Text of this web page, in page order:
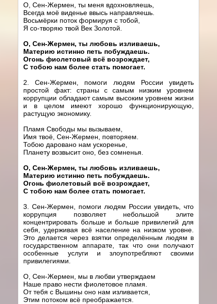
О, Сен-Жермен, ты меня вдохновляешь,
Всегда моё виденье ввысь направляешь.
Восьмёрки поток формируя с тобой,
Я со-творяю твой Век Золотой.
О, Сен-Жермен, ты любовь изливаешь,
Материю истинно петь побуждаешь.
Огонь фиолетовый всё возрождает,
С тобою нам более стать помогает.
2. Сен-Жермен, помоги людям России увидеть
простой факт: страны с самым низким уровнем
коррупции обладают самым высоким уровнем жизни
и в целом имеют хорошо функционирующую,
растущую экономику.
Пламя Свободы мы вызываем,
Имя твоё, Сен-Жермен, повторяем.
Тобою даровано нам ускоренье,
Планету возвысит оно, без сомненья.
О, Сен-Жермен, ты любовь изливаешь,
Материю истинно петь побуждаешь.
Огонь фиолетовый всё возрождает,
С тобою нам более стать помогает.
3. Сен-Жермен, помоги людям России увидеть, что
коррупция позволяет небольшой элите
концентрировать больше и больше привилегий для
себя, удерживая всё население на низком уровне.
Это делается через взятки определённым людям в
государственном аппарате, так что они получают
особенные услуги и злоупотребляют своими
привилегиями.
О, Сен-Жермен, мы в любви утверждаем
Наше право нести фиолетовое пламя.
От тебя с Вышины оно нам изливается,
Этим потоком всё преображается.